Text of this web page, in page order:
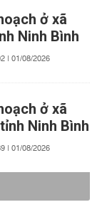
ở xã
Ninh Bình
| 01/08/2026
ở xã
Ninh Bình
| 01/08/2026